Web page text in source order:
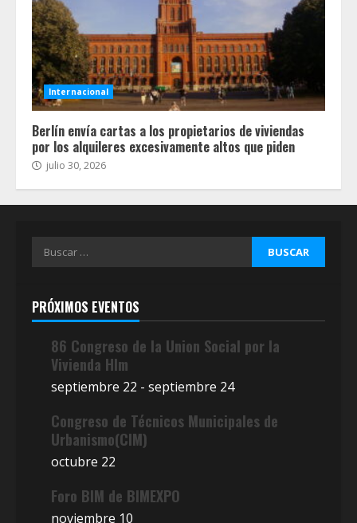
Internacional
Berlín envía cartas a los propietarios de viviendas
por los alquileres excesivamente altos que piden
julio 30, 2026
Buscar:
PRÓXIMOS EVENTOS
86 Congreso de la Union Social por la
Vivienda Hlm
septiembre 22 - septiembre 24
Congreso de Técnicos Municipales de
Urbanismo(CIM)
octubre 22
Foro BIM de BIMEXPO
noviembre 10